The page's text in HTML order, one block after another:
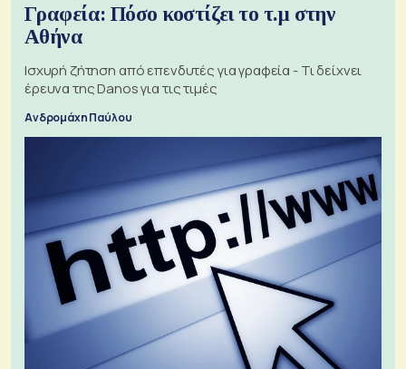
Γραφεία: Πόσο κοστίζει το τ.μ στην
Αθήνα
Ισχυρή ζήτηση από επενδυτές για γραφεία - Τι δείχνει
έρευνα της Danos για τις τιμές
Ανδρομάχη Παύλου